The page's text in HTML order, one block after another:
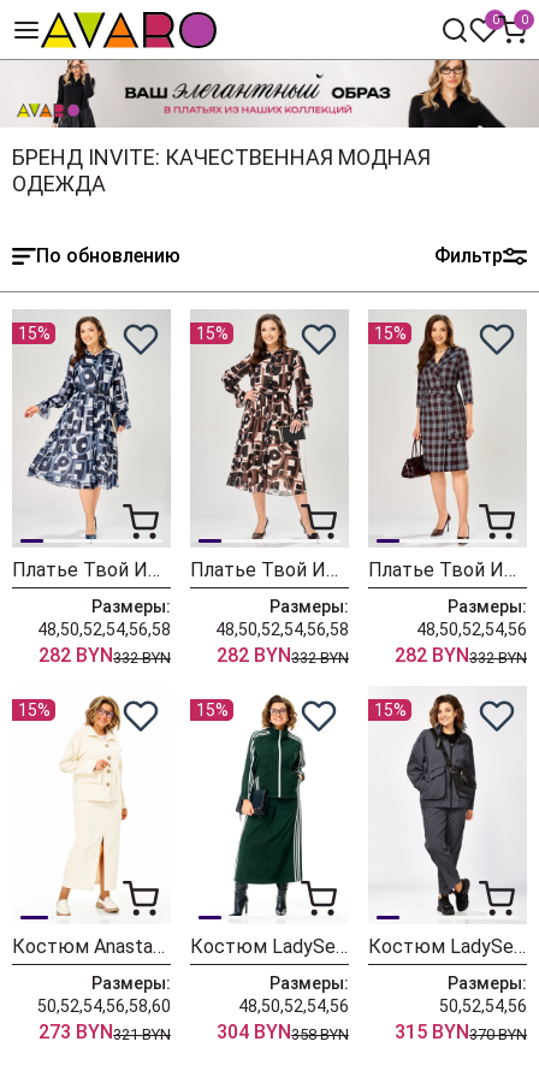
0 0
БРЕНД INVITE: КАЧЕСТВЕННАЯ МОДНАЯ
ОДЕЖДА
По обновлению Фильтр
15%
Платье Твой Имидж 2463 серо-голубой с принтом
Размеры:
48,50,52,54,56,58
282 BYN332 BYN
15%
Платье Твой Имидж 2462 пудровый с принтом
Размеры:
48,50,52,54,56,58
282 BYN332 BYN
15%
Платье Твой Имидж 2413 шоколадный в клетку
Размеры:
48,50,52,54,56
282 BYN332 BYN
15%
Костюм Anastasia 1384 слоновая кость
Размеры:
50,52,54,56,58,60
273 BYN321 BYN
15%
Костюм LadySecret 26260 зеленый
Размеры:
48,50,52,54,56
304 BYN358 BYN
15%
Костюм LadySecret 25229 темный графит
Размеры:
50,52,54,56
315 BYN370 BYN